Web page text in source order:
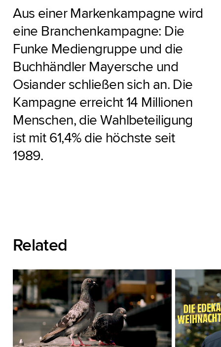
Aus einer Markenkampagne wird
eine Branchenkampagne: Die
Funke Mediengruppe und die
Buchhändler Mayersche und
Osiander schließen sich an. Die
Kampagne erreicht 14 Millionen
Menschen, die Wahlbeteiligung
ist mit 61,4% die höchste seit
1989.
Related